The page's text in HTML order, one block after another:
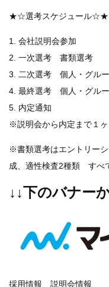
★☆選考スケジュール☆★
1. 会社説明会参加
2. 一次選考 書類選考
3. 二次選考 個人・グル
4. 最終選考 個人・グル
5. 内定通知
※説明会から内定まで１
※書類選考はエントリー
成、適性検査2種類 すべ
↓↓下のバナー
採用情報 説明会情報